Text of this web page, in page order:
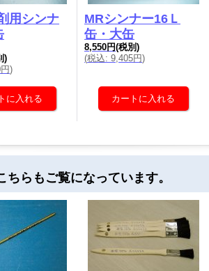
用シンナ
)
)
MRシンナー16Ｌ
缶・大缶
8,550円(税別)
(税込: 9,405円)
らもご覧になっています。